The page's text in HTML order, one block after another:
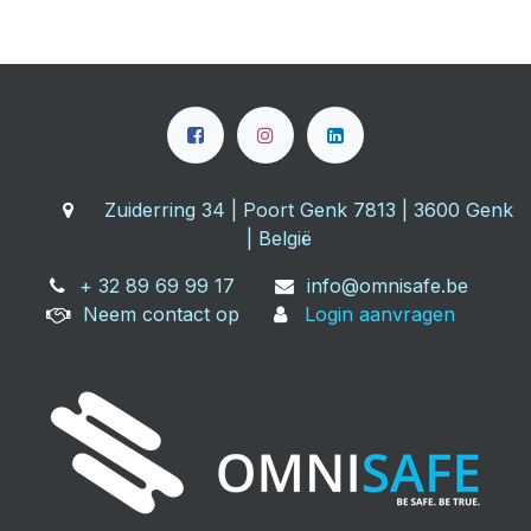
Zuiderring 34 | Poort Genk 7813 | 3600 Genk
| België
+ 32 89 69 99 17
info@omnisafe.be
Neem contact op
Login aanvragen